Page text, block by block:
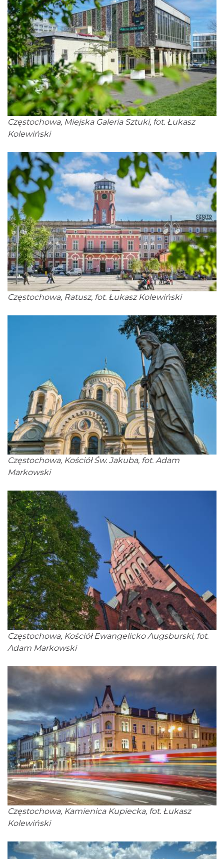
Częstochowa, Miejska Galeria Sztuki, fot. Łukasz
Kolewiński
Częstochowa, Ratusz, fot. Łukasz Kolewiński
Częstochowa, Kościół Św. Jakuba, fot. Adam
Markowski
Częstochowa, Kościół Ewangelicko Augsburski, fot.
Adam Markowski
Częstochowa, Kamienica Kupiecka, fot. Łukasz
Kolewiński